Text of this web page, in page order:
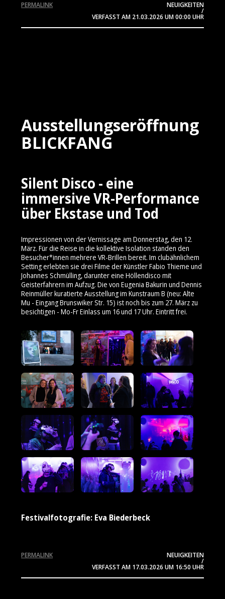
NEUIGKEITEN
/
VERFASST AM 21.03.2026 UM 00:00 UHR
PERMALINK
Ausstellungseröffnung
BLICKFANG
Silent Disco - eine
immersive VR-Performance
über Ekstase und Tod
Impressionen von der Vernissage am Donnerstag, den 12.
März. Für die Reise in die kollektive Isolation standen den
Besucher*innen mehrere VR-Brillen bereit. Im clubähnlichem
Setting erlebten sie drei Filme der Künstler Fabio Thieme und
Johannes Schmülling, darunter eine Höllendisco mit
Geisterfahrern im Aufzug. Die von Eugenia Bakurin und Dennis
Reinmüller kuratierte Ausstellung im Kunstraum B (neu: Alte
Mu - Eingang Brunswiker Str. 15) ist noch bis zum 27. März zu
besichtigen - Mo-Fr Einlass um 16 und 17 Uhr. Eintritt frei.
Festivalfotografie: Eva Biederbeck
NEUIGKEITEN
/
VERFASST AM 17.03.2026 UM 16:50 UHR
PERMALINK